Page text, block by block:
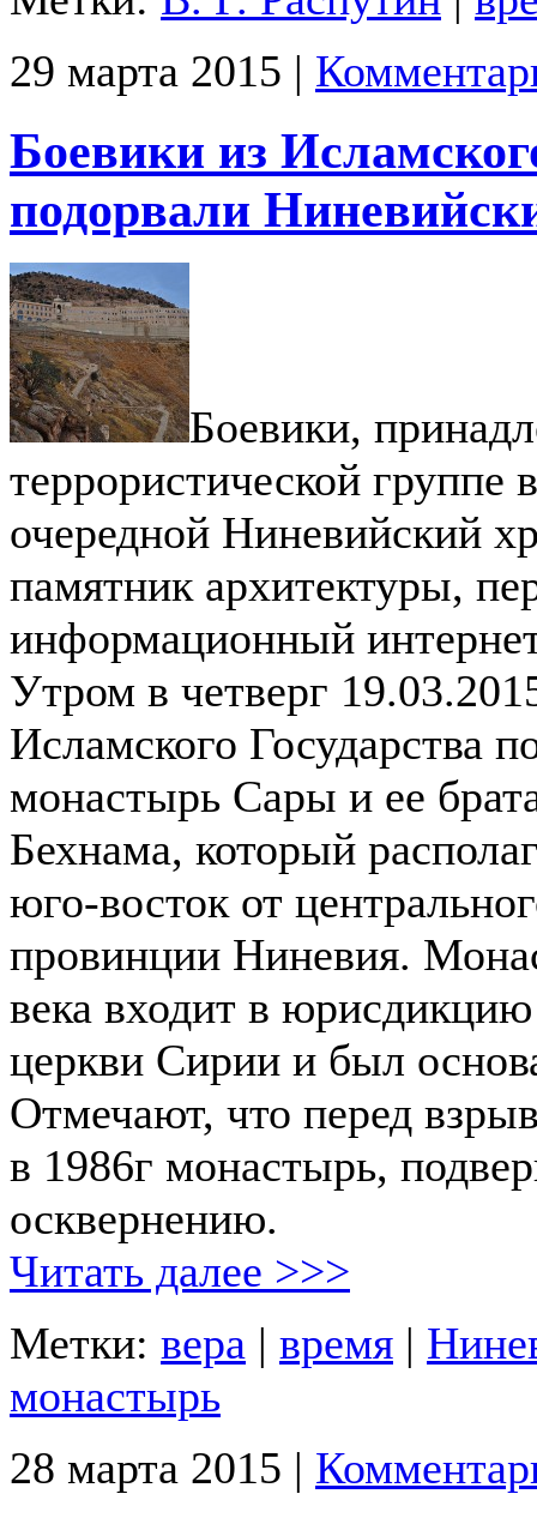
29 марта 2015 |
Боевики из
подорвали
Боевики,
террористической группе
очередной Ниневийский
памятник архитектуры,
информационный
Утром в четверг
Исламского Государства
монастырь Сары и ее
Бехнама, который
юго-восток от
провинции Ниневия.
века входит в юрисдикцию
церкви Сирии и был
Отмечают, что перед
в 1986г монастырь,
осквернению.
Читать далее >>>
Метки: вера | время |
монастырь
28 марта 2015 |